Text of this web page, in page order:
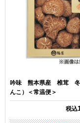
吟味 熊本県産 椎茸
んこ）＜常温便＞
税込